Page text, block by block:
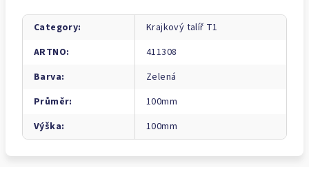
Category:
Krajkový talíř T1
ARTNO:
411308
Barva:
Zelená
Průměr:
100mm
Výška: 100mm